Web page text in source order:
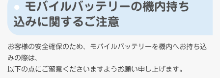
モバイルバッテリーの機内持ち
込みに関するご注意
お客様の安全確保のため、モバイルバッテリーを機内へお持ち込
みの際は、
以下の点にご留意くださいますようお願い申し上げます。